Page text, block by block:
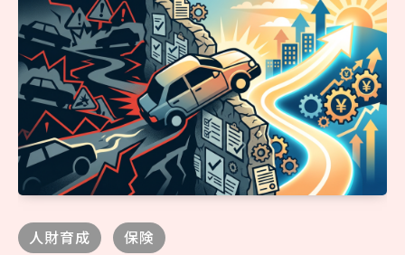
人財育成 保険